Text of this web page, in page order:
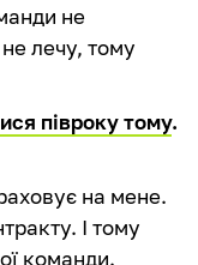
не
лечу, тому
півроку тому.
на мене.
І тому
команди.